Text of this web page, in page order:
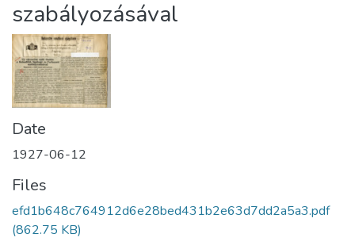
szabályozásával
Date
1927-06-12
Files
efd1b648c764912d6e28bed431b2e63d7dd2a5a3.pdf
(862.75 KB)